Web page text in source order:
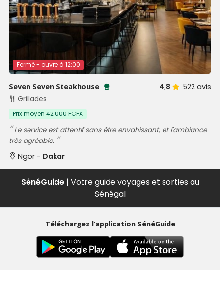
Fermé - ouvre à 12:00
Seven Seven Steakhouse
Testé et approuvé par SénéGuide
4,8 522 avis
Grillades
Prix moyen 42 000 FCFA
Le service est attentif sans être envahissant, et l'ambiance
très agréable.
Ngor - Dakar
SénéGuide| Votre guide voyages et sorties au
Sénégal
Téléchargez l’application SénéGuide